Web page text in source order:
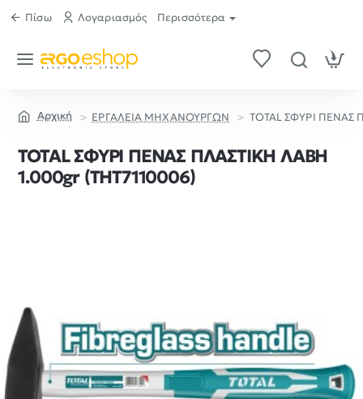
Πίσω Λογαριασμός Περισσότερα
ΕΡΓΑΛΕΙΑ ΜΗΧΑΝΟΥΡΓΩΝ TOTAL ΣΦΥΡΙ ΠΕΝΑΣ
TOTAL ΣΦΥΡΙ ΠΕΝΑΣ ΠΛΑΣΤΙΚΗ ΛΑΒΗ
1.000gr (THT7110006)